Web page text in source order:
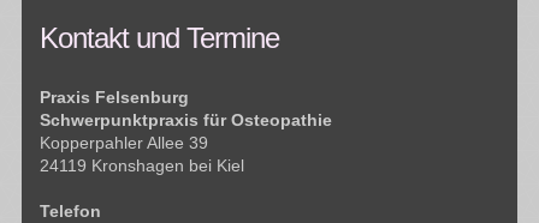
Kontakt und Termine
Praxis Felsenburg
Schwerpunktpraxis für Osteopathie
Kopperpahler Allee 39
24119 Kronshagen bei Kiel
Telefon